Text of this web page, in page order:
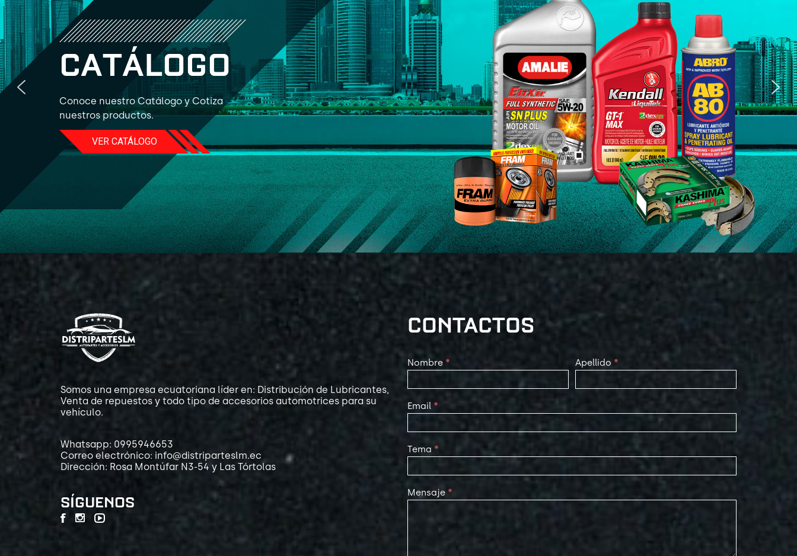
CATÁLOGO
Conoce nuestro Catálogo y Cotiza
nuestros productos.
VER CATÁLOGO
Somos una empresa ecuatoriana líder en: Distribución de Lubricantes,
Venta de repuestos y todo tipo de accesorios automotrices para su
vehículo.
Whatsapp: 0995946653
Correo electrónico: info@distriparteslm.ec
Dirección: Rosa Montúfar N3-54 y Las Tórtolas
SÍGUENOS
CONTACTOS
Contact
Us
Nombre * Apellido *
Email *
Tema *
Mensaje *